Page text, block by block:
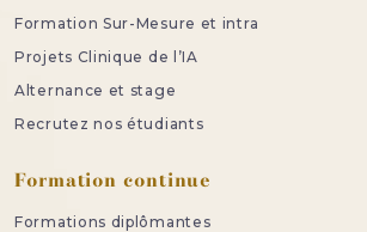
Formation Sur-Mesure et intra
Projets Clinique de l’IA
Alternance et stage
Recrutez nos étudiants
Formation continue
Formations diplômantes